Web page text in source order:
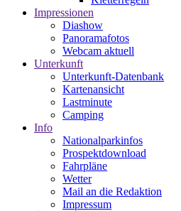
Impressionen
Diashow
Panoramafotos
Webcam aktuell
Unterkunft
Unterkunft-Datenbank
Kartenansicht
Lastminute
Camping
Info
Nationalparkinfos
Prospektdownload
Fahrpläne
Wetter
Mail an die Redaktion
Impressum